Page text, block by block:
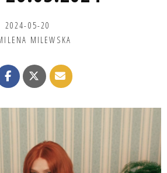
2024-05-20
MILEWSKA